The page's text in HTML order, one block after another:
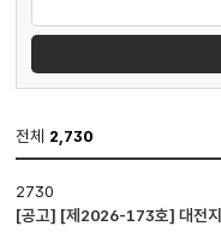
전체 2,730
게시판
입니다.
2730
[공고] [제2026-173호] 대전지방고용노동청 기간제근로자(통계조사관) 채용